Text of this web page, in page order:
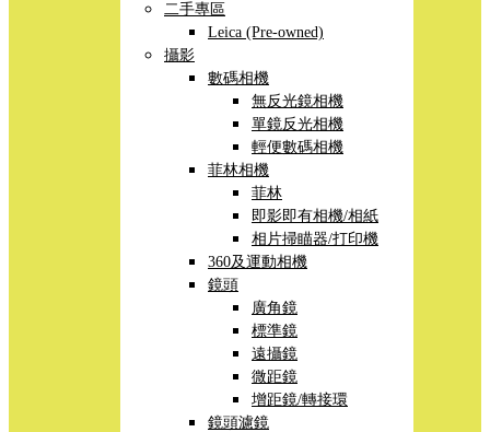
二手專區
Leica (Pre-owned)
攝影
數碼相機
無反光鏡相機
單鏡反光相機
輕便數碼相機
菲林相機
菲林
即影即有相機/相紙
相片掃瞄器/打印機
360及運動相機
鏡頭
廣角鏡
標準鏡
遠攝鏡
微距鏡
增距鏡/轉接環
鏡頭濾鏡